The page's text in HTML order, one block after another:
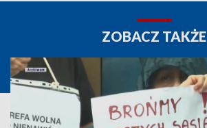
ZOBACZ TAKŻE